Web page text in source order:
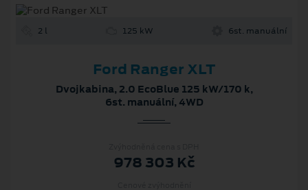
2 l 125 kW 6st. manuální
Ford Ranger XLT
Dvojkabina, 2.0 EcoBlue 125 kW/170 k,
6st. manuální, 4WD
978 303 Kč